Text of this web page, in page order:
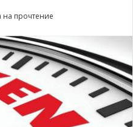
на прочтение